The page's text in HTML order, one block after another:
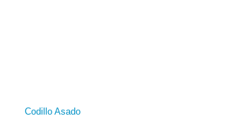
Codillo Asado